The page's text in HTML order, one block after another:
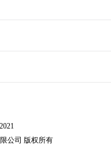
公司 版权所有